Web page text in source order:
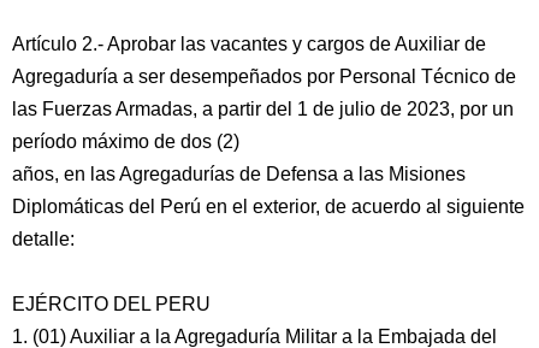
Artículo 2.- Aprobar las vacantes y cargos de Auxiliar de
Agregaduría a ser desempeñados por Personal Técnico de
las Fuerzas Armadas, a partir del 1 de julio de 2023, por un
período máximo de dos (2)
años, en las Agregadurías de Defensa a las Misiones
Diplomáticas del Perú en el exterior, de acuerdo al siguiente
detalle:
EJÉRCITO DEL PERU
1. (01) Auxiliar a la Agregaduría Militar a la Embajada del